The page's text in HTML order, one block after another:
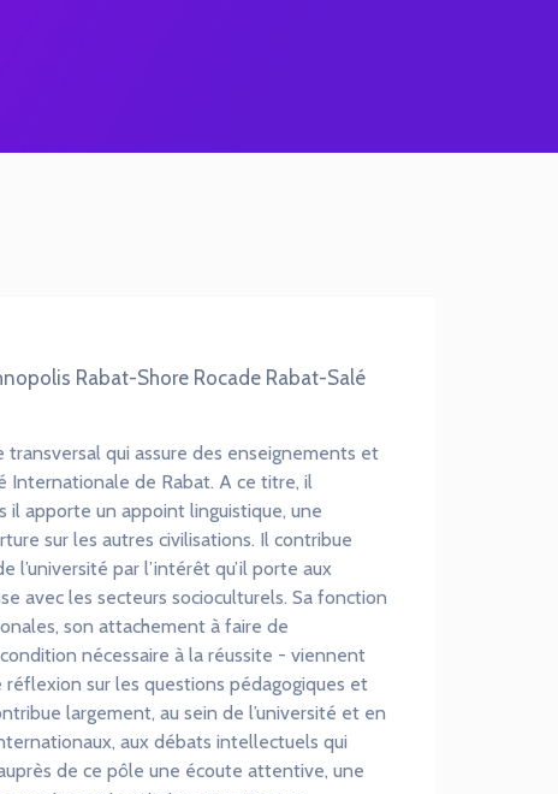
Rabat-Shore Rocade Rabat-Salé
qui assure des enseignements et
Internationale de Rabat. A ce titre, il
il apporte un appoint linguistique, une
sur les autres civilisations. Il contribue
par l’intérêt qu’il porte aux
avec les secteurs socioculturels. Sa fonction
son attachement à faire de
nécessaire à la réussite - viennent
réflexion sur les questions pédagogiques et
largement, au sein de l’université et en
aux débats intellectuels qui
de ce pôle une écoute attentive, une